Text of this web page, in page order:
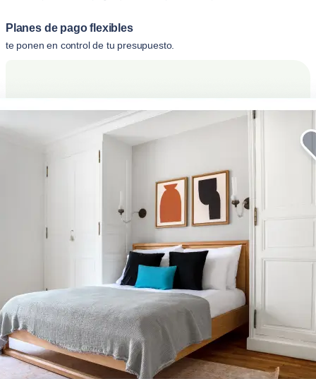
Planes de pago flexibles
te ponen en control de tu presupuesto.
Los apartamentos de 1 dormitorio
más vistos esta semana.